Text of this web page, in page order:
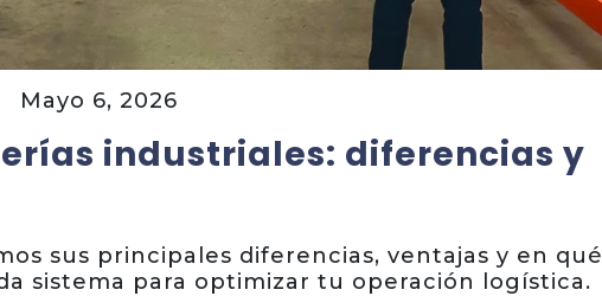
Mayo 6, 2026
industriales: diferencias y
sus principales diferencias, ventajas y en qué
sistema para optimizar tu operación logística.